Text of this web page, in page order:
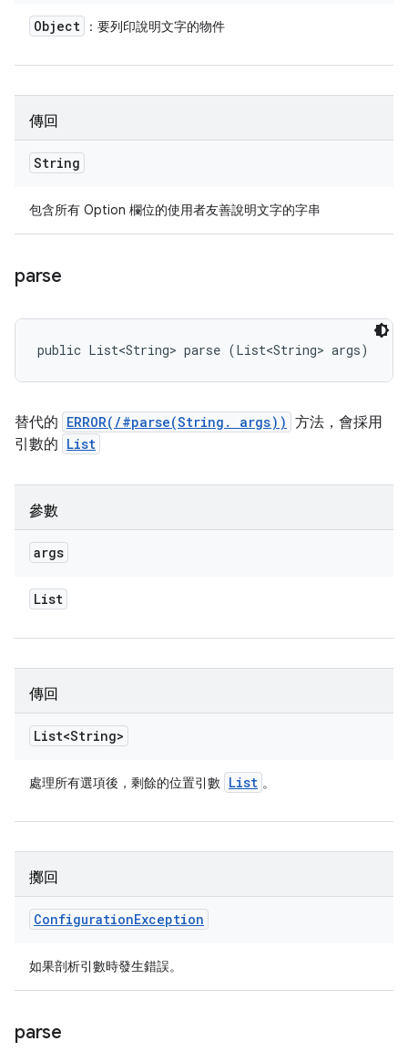
Object ：要列印說明文字的物件
傳回
String
包含所有 Option 欄位的使用者友善說明文字的字串
parse
public List<String> parse (List<String> args)
替代的 ERROR(/#parse(String. args)) 方法，會採用
引數的 List
參數
args
List
傳回
List<String>
處理所有選項後，剩餘的位置引數 List 。
擲回
ConfigurationException
如果剖析引數時發生錯誤。
parse